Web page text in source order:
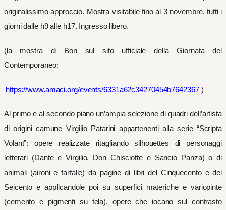
originalissimo approccio. Mostra visitabile fino al 3 novembre, tutti i
giorni dalle h9 alle h17. Ingresso libero.
(la mostra di Bon sul sito ufficiale della Giornata del
Contemporaneo:
https://www.amaci.org/events/6331a62c34270454b7642367)
Al primo e al secondo piano un’ampia selezione di quadri dell’artista
di origini camune Virgilio Patarini appartenenti alla serie “Scripta
Volant”: opere realizzate ritagliando silhouettes di personaggi
letterari (Dante e Virgilio, Don Chisciotte e Sancio Panza) o di
animali (aironi e farfalle) da pagine di libri del Cinquecento e del
Seicento e applicandole poi su superfici materiche e variopinte
(cemento e pigmenti su tela), opere che iocano sul contrasto